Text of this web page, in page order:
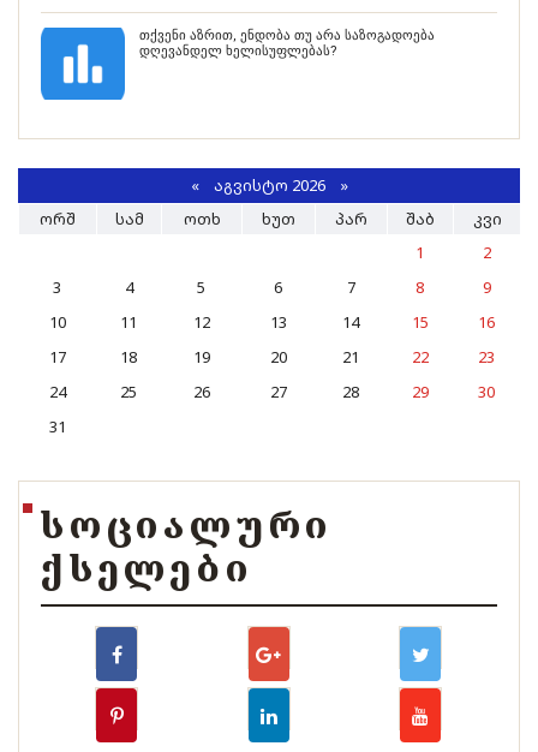
თქვენი აზრით, ენდობა თუ არა საზოგადოება
დღევანდელ ხელისუფლებას?
«ᲐᲒᲕᲘᲡᲢᲝ 2026 »
ᲝᲠᲨ
ᲡᲐᲛ ᲝᲗᲮ ᲮᲣᲗ ᲞᲐᲠ ᲨᲐᲑ
ᲙᲕᲘ
1
2
3
4 5 6 7 8
9
10
11 12 13 14 15
16
17
18 19 20 21 22
23
24
25 26 27 28 29
30
31
ᲡᲝᲪᲘᲐᲚᲣᲠᲘ
ᲥᲡᲔᲚᲔᲑᲘ